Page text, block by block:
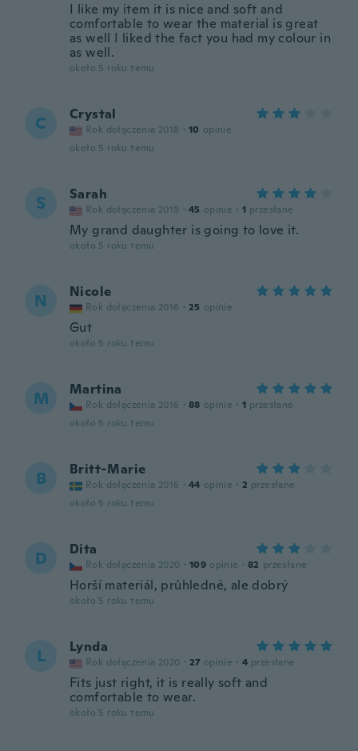
I like my item it is nice and soft and
comfortable to wear the material is great
as well I liked the fact you had my colour in
as well.
około 5 roku temu
C Crystal
Rok dołączenia 2018 · 10 opinie
około 5 roku temu
S Sarah
Rok dołączenia 2019 · 45 opinie · 1 przesłane
My grand daughter is going to love it.
około 5 roku temu
N Nicole
Rok dołączenia 2016 · 25 opinie
Gut
około 5 roku temu
M Martina
Rok dołączenia 2016 · 88 opinie · 1 przesłane
około 5 roku temu
B Britt-Marie
Rok dołączenia 2016 · 44 opinie · 2 przesłane
około 5 roku temu
D Dita
Rok dołączenia 2020 · 109 opinie · 82 przesłane
Horší materiál, průhledné, ale dobrý
około 5 roku temu
L Lynda
Rok dołączenia 2020 · 27 opinie · 4 przesłane
Fits just right, it is really soft and
comfortable to wear.
około 5 roku temu